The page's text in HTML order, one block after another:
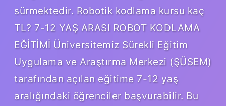
sürmektedir. Robotik kodlama kursu kaç
TL? 7-12 YAŞ ARASI ROBOT KODLAMA
EĞİTİMİ Üniversitemiz Sürekli Eğitim
Uygulama ve Araştırma Merkezi (ŞÜSEM)
tarafından açılan eğitime 7-12 yaş
aralığındaki öğrenciler başvurabilir. Bu